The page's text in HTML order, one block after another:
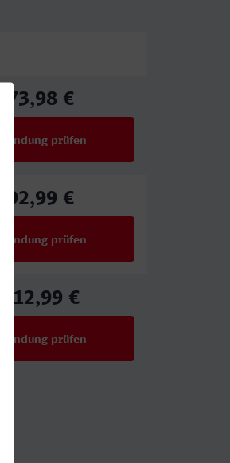
73,98 €
prüfen
92,99 €
prüfen
112,99 €
prüfen